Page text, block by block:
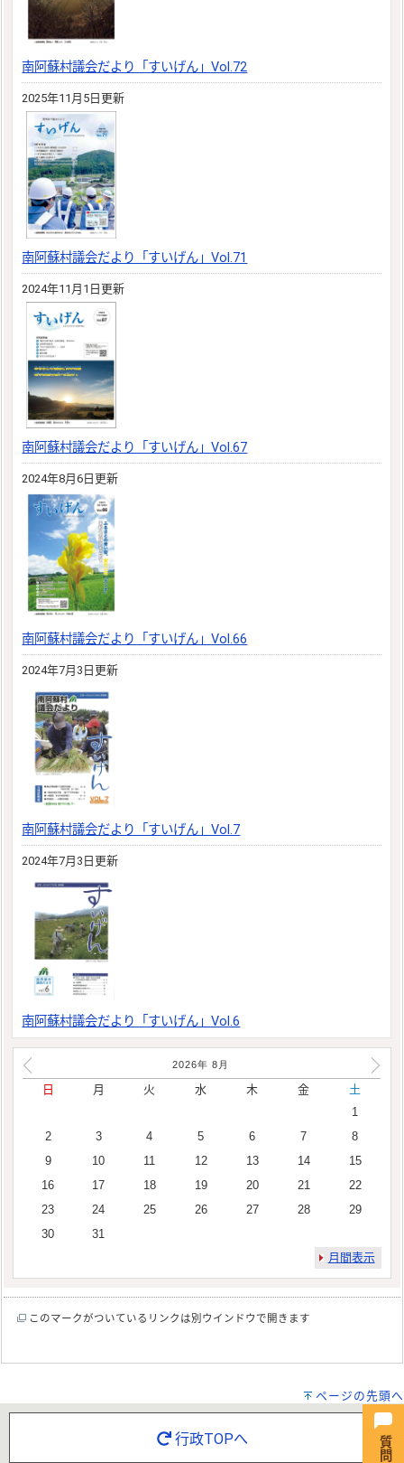
南阿蘇村議会だより「すいげん」Vol.72
2025年11月5日更新
南阿蘇村議会だより「すいげん」Vol.71
2024年11月1日更新
南阿蘇村議会だより「すいげん」Vol.67
2024年8月6日更新
南阿蘇村議会だより「すいげん」Vol.66
2024年7月3日更新
南阿蘇村議会だより「すいげん」Vol.7
2024年7月3日更新
南阿蘇村議会だより「すいげん」Vol.6
2026年 8 月
日 月 火 水 木 金
土
1
2
3 4 5 6 7
8
9
10 11 12 13 14
15
16
17 18 19 20 21
22
23
24 25 26 27 28
29
30
31
月間表示
このマークがついているリンクは別ウインドウで開きます
ページの先頭へ
行政TOPへ